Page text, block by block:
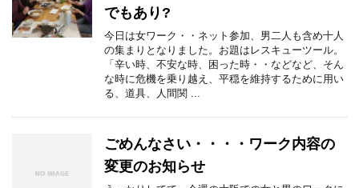
でもあり?
今日は女ワーク・・ネット参加、男二人も含め十人
の集まりとなりました。お題はレスキューツール。
「辛い時、不安な時、困った時・・などなど、そん
な時に危機を乗り越え、平穏を維持するために用い
る、道具、人間関 ...
ごめんなさい・・・・ワーク内容の
変更のお知らせ